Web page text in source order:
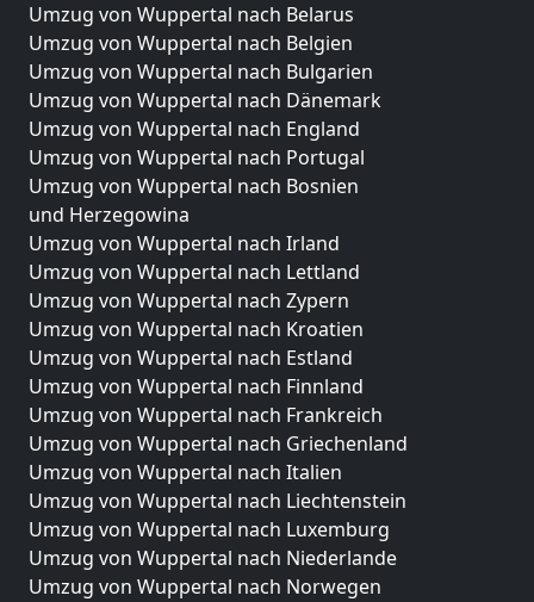
Umzug von Wuppertal nach Belarus
Umzug von Wuppertal nach Belgien
Umzug von Wuppertal nach Bulgarien
Umzug von Wuppertal nach Dänemark
Umzug von Wuppertal nach England
Umzug von Wuppertal nach Portugal
Umzug von Wuppertal nach Bosnien
und Herzegowina
Umzug von Wuppertal nach Irland
Umzug von Wuppertal nach Lettland
Umzug von Wuppertal nach Zypern
Umzug von Wuppertal nach Kroatien
Umzug von Wuppertal nach Estland
Umzug von Wuppertal nach Finnland
Umzug von Wuppertal nach Frankreich
Umzug von Wuppertal nach Griechenland
Umzug von Wuppertal nach Italien
Umzug von Wuppertal nach Liechtenstein
Umzug von Wuppertal nach Luxemburg
Umzug von Wuppertal nach Niederlande
Umzug von Wuppertal nach Norwegen